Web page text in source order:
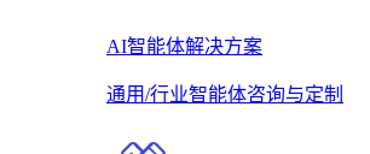
AI智能体解决方案
通用/行业智能体咨询与定制